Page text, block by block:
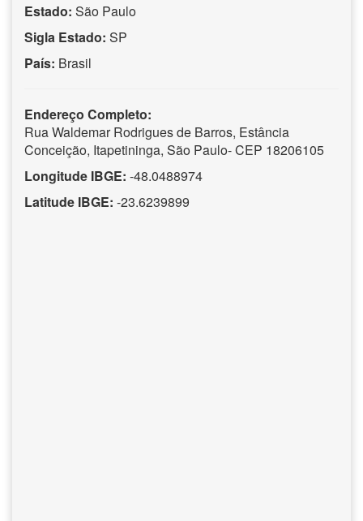
Estado: São Paulo
Sigla Estado: SP
País: Brasil
Endereço Completo:
Rua Waldemar Rodrigues de Barros, Estância
Conceição, Itapetininga, São Paulo- CEP 18206105
Longitude IBGE: -48.0488974
Latitude IBGE: -23.6239899